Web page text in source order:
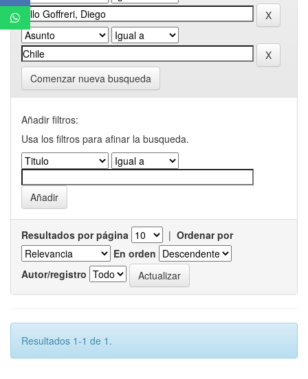
Comenzar nueva busqueda
Añadir filtros:
Usa los filtros para afinar la busqueda.
Resultados por página | Ordenar por
En orden
Autor/registro
Resultados 1-1 de 1.